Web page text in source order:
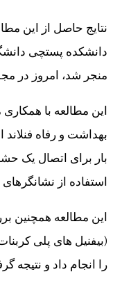
نتایج حاصل از این
دانشکده پستچی
منجر شد، امروز در
این مطالعه با
بهداشت و رفاه
بار برای اتصال یک
استفاده از
(بیفنیل های پلی
را انجام داد و نتیجه